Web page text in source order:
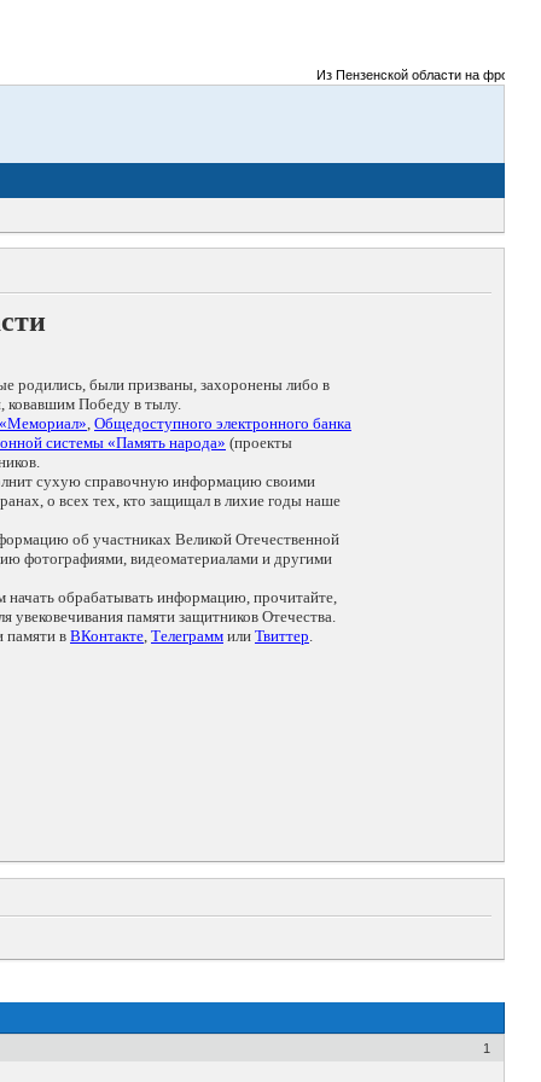
Из Пензенской области на фронты
родились, были призваны, захоронены либо в
ковавшим Победу в тылу.
, Общедоступного электронного банка
системы «Память народа» (проекты
сухую справочную информацию своими
о всех тех, кто защищал в лихие годы наше
об участниках Великой Отечественной
фотографиями, видеоматериалами и другими
начать обрабатывать информацию, прочитайте,
памяти защитников Отечества.
памяти в ВКонтакте, Телеграмм или Твиттер.
1